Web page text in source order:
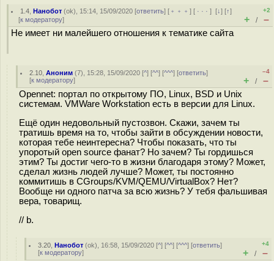
1.4 ,Нанобот (ok), 15:14, 15/09/2020 [ответить] [ ﹢﹢﹢] [ · · ·][↓] [↑]
[к модератору]
+2
+ / –
Не имеет ни малейшего отношения к тематике сайта
2.10 ,Аноним (7), 15:28, 15/09/2020 [^] [^^] [^^^] [ответить]
[к модератору]
–4
+ / –
Opennet: портал по открытому ПО, Linux, BSD и Unix
системам. VMWare Workstation есть в версии для Linux.
Ещё один недовольный пустозвон. Скажи, зачем ты
тратишь время на то, чтобы зайти в обсуждении новости,
которая тебе неинтересна? Чтобы показать, что ты
упоротый open source фанат? Но зачем? Ты гордишься
этим? Ты достиг чего-то в жизни благодаря этому? Может,
сделал жизнь людей лучше? Может, ты постоянно
коммитишь в CGroups/KVM/QEMU/VirtualBox? Нет?
Вообще ни одного патча за всю жизнь? У тебя фальшивая
вера, товарищ.
// b.
3.20 ,Нанобот (ok), 16:58, 15/09/2020 [^] [^^] [^^^] [ответить]
[к модератору]
+4
+ / –